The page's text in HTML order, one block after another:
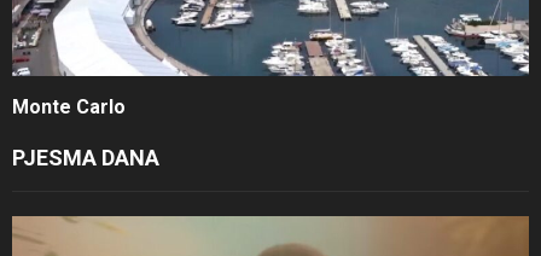
Monte Carlo
PJESMA DANA